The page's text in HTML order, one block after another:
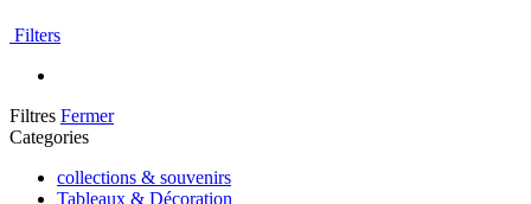
Filters
Filtres Fermer
Categories
collections & souvenirs
Tableaux & Décoration